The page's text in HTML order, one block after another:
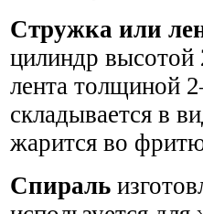
Стружка или
цилиндр высотой
лента толщиной
складывается в
жарится во
Спираль